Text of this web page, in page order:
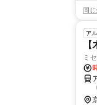
同じ
ア
ミ
アクセ